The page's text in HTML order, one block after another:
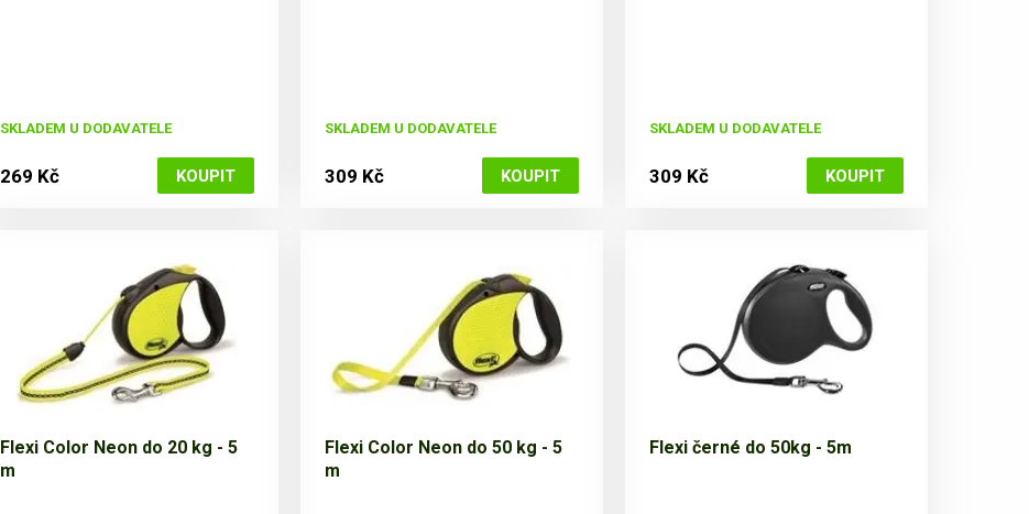
SKLADEM U DODAVATELE
269 Kč
SKLADEM U DODAVATELE
309 Kč
SKLADEM U DODAVATELE
309 Kč
Flexi Color Neon do 20 kg - 5
m
Flexi Color Neon do 50 kg - 5
m
Flexi černé do 50kg - 5m